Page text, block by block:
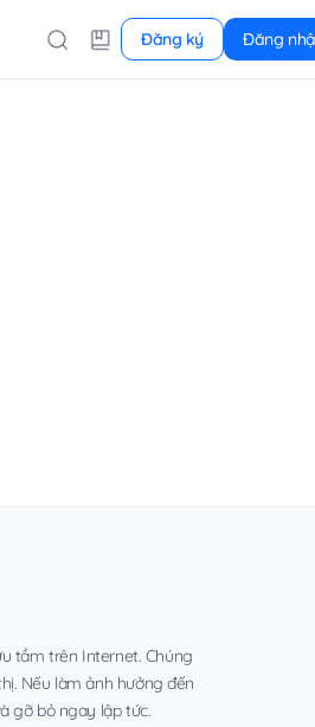
Đăng ký Đăng
tầm trên Internet. Chúng
Nếu làm ảnh hưởng đến
gỡ bỏ ngay lập tức.